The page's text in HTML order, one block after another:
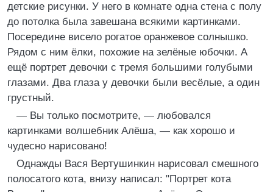
детские рисунки. У него в комнате одна стена с полу
до потолка была завешана всякими картинками.
Посередине висело рогатое оранжевое солнышко.
Рядом с ним ёлки, похожие на зелёные юбочки. А
ещё портрет девочки с тремя большими голубыми
глазами. Два глаза у девочки были весёлые, а один
грустный.
— Вы только посмотрите, — любовался
картинками волшебник Алёша, — как хорошо и
чудесно нарисовано!
Однажды Вася Вертушинкин нарисовал смешного
полосатого кота, внизу написал: "Портрет кота